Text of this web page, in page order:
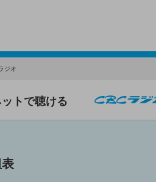
ジオ
トで聴ける